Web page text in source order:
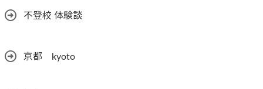
不登校 体験談
京都 kyoto